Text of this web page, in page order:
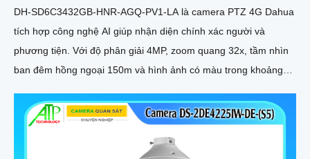
DH-SD6C3432GB-HNR-AGQ-PV1-LA là camera PTZ 4G Dahua
tích hợp công nghệ AI giúp nhận diện chính xác người và
phương tiện. Với độ phân giải 4MP, zoom quang 32x, tầm nhìn
ban đêm hồng ngoại 150m và hình ảnh có màu trong khoảng